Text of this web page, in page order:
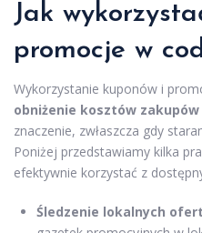
Jak
promocje w
Wykorzystanie kuponów i
obniżenie kosztów zakupów
znaczenie, zwłaszcza gdy
Poniżej przedstawiamy kilka
efektywnie korzystać z
Śledzenie lokalnych ofert